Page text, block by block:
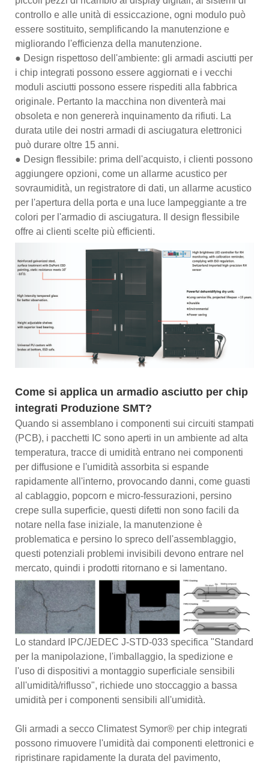
controllo e alle unità di essiccazione, ogni modulo può
essere sostituito, semplificando la manutenzione e
migliorando l'efficienza della manutenzione.
● Design rispettoso dell'ambiente: gli armadi asciutti per
i chip integrati possono essere aggiornati e i vecchi
moduli asciutti possono essere rispediti alla fabbrica
originale. Pertanto la macchina non diventerà mai
obsoleta e non genererà inquinamento da rifiuti. La
durata utile dei nostri armadi di asciugatura elettronici
può durare oltre 15 anni.
● Design flessibile: prima dell'acquisto, i clienti possono
aggiungere opzioni, come un allarme acustico per
sovraumidità, un registratore di dati, un allarme acustico
per l'apertura della porta e una luce lampeggiante a tre
colori per l'armadio di asciugatura. Il design flessibile
offre ai clienti scelte più efficienti.
Come si applica un armadio asciutto per chip
integrati Produzione SMT?
Quando si assemblano i componenti sui circuiti stampati
(PCB), i pacchetti IC sono aperti in un ambiente ad alta
temperatura, tracce di umidità entrano nei componenti
per diffusione e l'umidità assorbita si espande
rapidamente all'interno, provocando danni, come guasti
al cablaggio, popcorn e micro-fessurazioni, persino
crepe sulla superficie, questi difetti non sono facili da
notare nella fase iniziale, la manutenzione è
problematica e persino lo spreco dell'assemblaggio,
questi potenziali problemi invisibili devono entrare nel
mercato, quindi i prodotti ritornano e si lamentano.
Lo standard IPC/JEDEC J-STD-033 specifica "Standard
per la manipolazione, l'imballaggio, la spedizione e
l'uso di dispositivi a montaggio superficiale sensibili
all'umidità/riflusso", richiede uno stoccaggio a bassa
umidità per i componenti sensibili all'umidità.
Gli armadi a secco Climatest Symor® per chip integrati
possono rimuovere l'umidità dai componenti elettronici e
ripristinare rapidamente la durata del pavimento,